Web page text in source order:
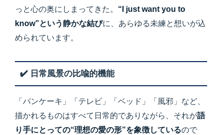
っと心の奥にしまってきた。 “I just want you to
know”という静かな結びに、あらゆる未練と想いが込
められています。
✔️ 日常風景の比喩的機能
「パンケーキ」「テレビ」「ベッド」「風邪」など、
描かれるものはすべて日常的でありながら、それが語
り手にとっての“理想の愛の形”を象徴しているので